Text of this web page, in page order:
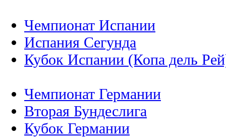
Чемпионат Испании
Испания Сегунда
Кубок Испании (Копа дель
Чемпионат Германии
Вторая Бундеслига
Кубок Германии